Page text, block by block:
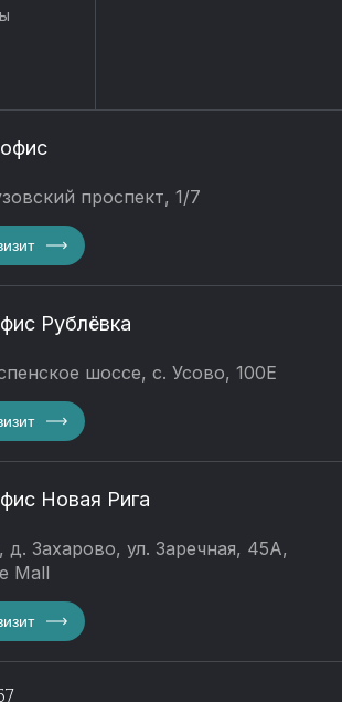
проспект, 1/7
Рублёвка
шоссе, с. Усово, 100Е
Новая Рига
Захарово, ул. Заречная, 45А,
Mall